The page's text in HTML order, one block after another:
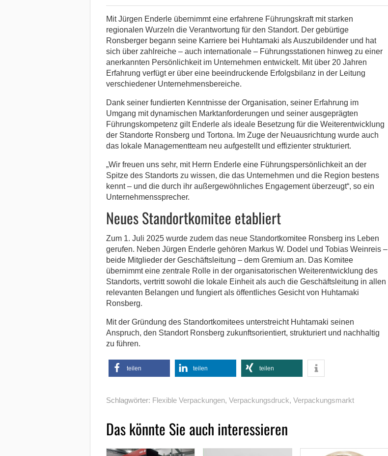
Mit Jürgen Enderle übernimmt eine erfahrene Führungskraft mit starken
regionalen Wurzeln die Verantwortung für den Standort. Der gebürtige
Ronsberger begann seine Karriere bei Huhtamaki als Auszubildender und hat
sich über zahlreiche – auch internationale – Führungsstationen hinweg zu einer
anerkannten Persönlichkeit im Unternehmen entwickelt. Mit über 20 Jahren
Erfahrung verfügt er über eine beeindruckende Erfolgsbilanz in der Leitung
verschiedener Unternehmensbereiche.
Dank seiner fundierten Kenntnisse der Organisation, seiner Erfahrung im
Umgang mit dynamischen Marktanforderungen und seiner ausgeprägten
Führungskompetenz gilt Enderle als ideale Besetzung für die Weiterentwicklung
der Standorte Ronsberg und Tortona. Im Zuge der Neuausrichtung wurde auch
das lokale Managementteam neu aufgestellt und effizienter strukturiert.
„Wir freuen uns sehr, mit Herrn Enderle eine Führungspersönlichkeit an der
Spitze des Standorts zu wissen, die das Unternehmen und die Region bestens
kennt – und die durch ihr außergewöhnliches Engagement überzeugt“, so ein
Unternehmenssprecher.
Neues Standortkomitee etabliert
Zum 1. Juli 2025 wurde zudem das neue Standortkomitee Ronsberg ins Leben
gerufen. Neben Jürgen Enderle gehören Markus W. Dodel und Tobias Weinreis –
beide Mitglieder der Geschäftsleitung – dem Gremium an. Das Komitee
übernimmt eine zentrale Rolle in der organisatorischen Weiterentwicklung des
Standorts, vertritt sowohl die lokale Einheit als auch die Geschäftsleitung in allen
relevanten Belangen und fungiert als öffentliches Gesicht von Huhtamaki
Ronsberg.
Mit der Gründung des Standortkomitees unterstreicht Huhtamaki seinen
Anspruch, den Standort Ronsberg zukunftsorientiert, strukturiert und nachhaltig
zu führen.
teilen teilen teilen
Schlagwörter: Flexible Verpackungen, Verpackungsdruck, Verpackungsmarkt
Das könnte Sie auch interessieren